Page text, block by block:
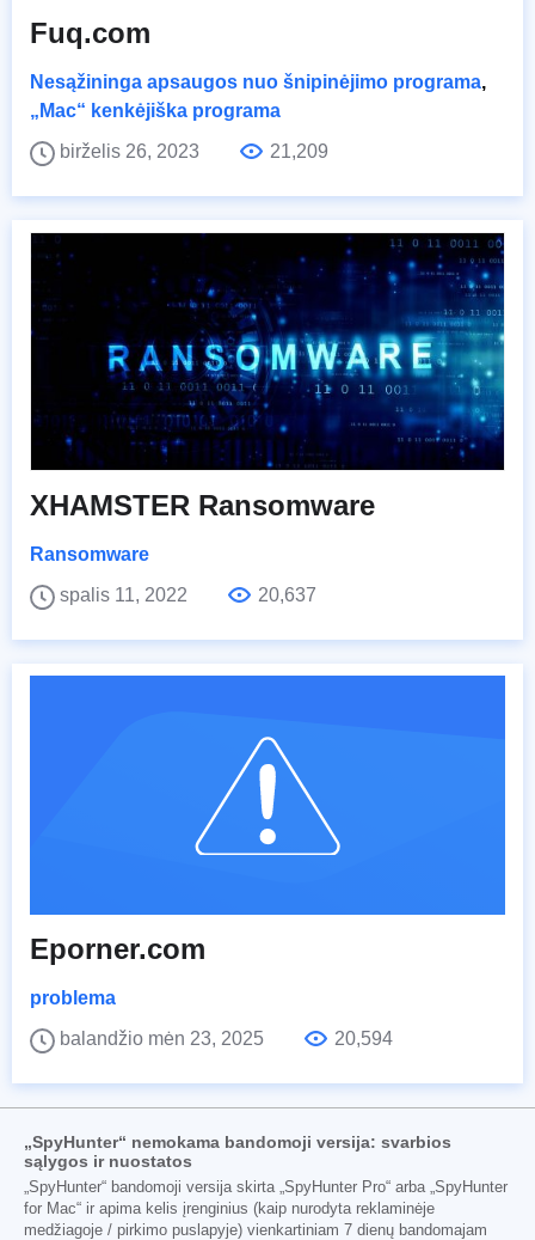
Fuq.com
Nesąžininga apsaugos nuo šnipinėjimo programa,
„Mac“ kenkėjiška programa
birželis 26, 2023
21,209
XHAMSTER Ransomware
Ransomware
spalis 11, 2022
20,637
Eporner.com
problema
balandžio mėn 23, 2025
20,594
„SpyHunter“ nemokama bandomoji versija: svarbios
sąlygos ir nuostatos
„SpyHunter“ bandomoji versija skirta „SpyHunter Pro“ arba „SpyHunter
for Mac“ ir apima kelis įrenginius (kaip nurodyta reklaminėje
medžiagoje / pirkimo puslapyje) vienkartiniam 7 dienų bandomajam